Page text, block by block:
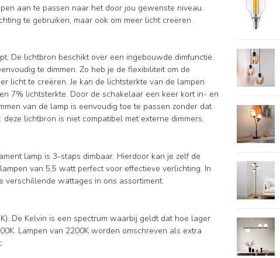
aan te passen naar het door jou gewenste niveau.
te gebruiken, maar ook om meer licht creëren.
De lichtbron beschikt over een ingebouwde dimfunctie.
te dimmen. Zo heb je de flexibiliteit om de
licht te creëren. Je kan de lichtsterkte van de lampen
7% lichtsterkte. Door de schakelaar een keer kort in- en
van de lamp is eenvoudig toe te passen zonder dat
lichtbron is niet compatibel met externe dimmers.
lamp is 3-staps dimbaar. Hierdoor kan je zelf de
van 5,5 watt perfect voor effectieve verlichting. In
wattages in ons assortiment.
De Kelvin is een spectrum waarbij geldt dat hoe lager
Lampen van 2200K worden omschreven als extra